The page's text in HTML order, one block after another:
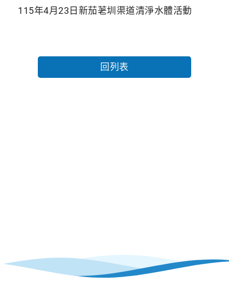
115年4月23日新茄荖圳渠道清淨水體活動
回列表